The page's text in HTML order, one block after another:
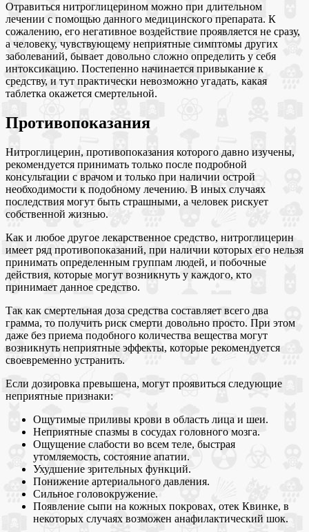
Отравиться нитроглицерином можно при длительном
лечении с помощью данного медицинского препарата. К
сожалению, его негативное воздействие проявляется не сразу,
а человеку, чувствующему неприятные симптомы других
заболеваний, бывает довольно сложно определить у себя
интоксикацию. Постепенно начинается привыкание к
средству, и тут практически невозможно угадать, какая
таблетка окажется смертельной.
Противопоказания
Нитроглицерин, противопоказания которого давно изучены,
рекомендуется принимать только после подробной
консультации с врачом и только при наличии острой
необходимости к подобному лечению. В иных случаях
последствия могут быть страшными, а человек рискует
собственной жизнью.
Как и любое другое лекарственное средство, нитроглицерин
имеет ряд противопоказаний, при наличии которых его нельзя
принимать определенным группам людей, и побочные
действия, которые могут возникнуть у каждого, кто
принимает данное средство.
Так как смертельная доза средства составляет всего два
грамма, то получить риск смерти довольно просто. При этом
даже без приема подобного количества вещества могут
возникнуть неприятные эффекты, которые рекомендуется
своевременно устранить.
Если дозировка превышена, могут проявиться следующие
неприятные признаки:
Ощутимые приливы крови в область лица и шеи.
Неприятные спазмы в сосудах головного мозга.
Ощущение слабости во всем теле, быстрая
утомляемость, состояние апатии.
Ухудшение зрительных функций.
Понижение артериального давления.
Сильное головокружение.
Появление сыпи на кожных покровах, отек Квинке, в
некоторых случаях возможен анафилактический шок.